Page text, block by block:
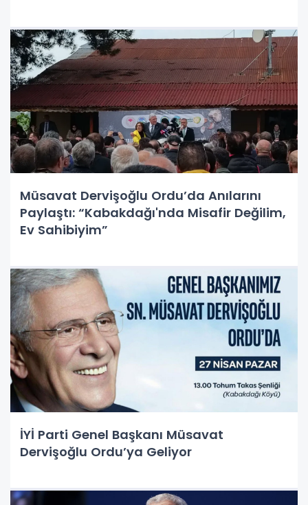
Müsavat Dervişoğlu Ordu’da Anılarını
Paylaştı: “Kabakdağı'nda Misafir Değilim,
Ev Sahibiyim”
İYİ Parti Genel Başkanı Müsavat
Dervişoğlu Ordu’ya Geliyor